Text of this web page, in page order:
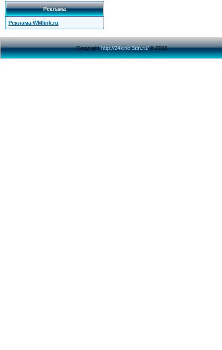
Реклама
Реклама WMlink.ru
Copyrighthttp://24kino.3dn.ru/© 2026